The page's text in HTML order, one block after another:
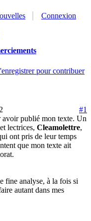
Connexion
pour contribuer
#1
avoir publié mon texte. Un
lectrices, Cleamolettre,
ont pris de leur temps
que mon texte ait
fine analyse, à la fois si
autant dans mes